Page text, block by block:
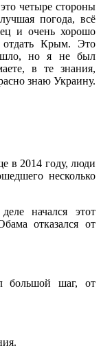
четыре стороны
погода, всё
и очень хорошо
Крым. Это
но я не был
в те знания,
знаю Украину.
в 2014 году, люди
несколько
начался этот
отказался от
большой шаг, от